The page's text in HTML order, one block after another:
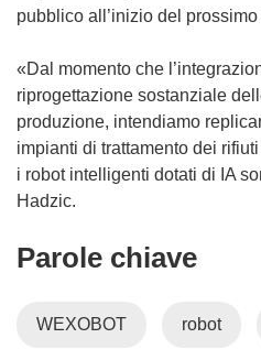
pubblico all’inizio del prossimo
«Dal momento che
riprogettazione sostanziale
produzione, intendiamo
impianti di trattamento dei
i robot intelligenti dotati di IA
Hadzic.
Parole chiave
WEXOBOT robot